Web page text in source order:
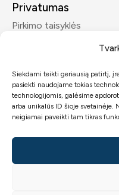
Siekdami teikti geriausią patirtį,
pasiekti naudojame tokias
technologijomis, galėsime
arba unikalūs ID šioje svetainėje.
neigiamai paveikti tam tikras
Privatumas
Pirkimo taisyklės
Kontaktai
info@geomp.lt
+370 600 89432